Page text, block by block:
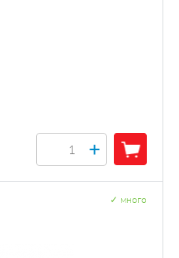
+
много